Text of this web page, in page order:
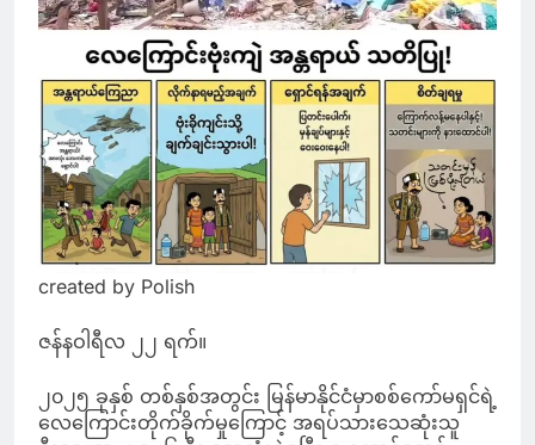
created by Polish
ဇန်နဝါရီလ ၂၂ ရက်။
၂၀၂၅ ခုနှစ် တစ်နှစ်အတွင်း မြန်မာနိုင်ငံမှာစစ်ကော်မရှင်ရဲ့
လေကြောင်းတိုက်ခိုက်မှုကြောင့် အရပ်သားသေဆုံးသူ